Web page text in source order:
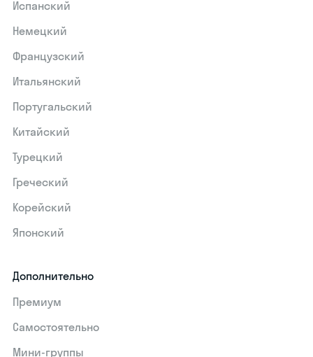
Испанский
Немецкий
Французский
Итальянский
Португальский
Китайский
Турецкий
Греческий
Корейский
Японский
Дополнительно
Премиум
Самостоятельно
Мини-группы